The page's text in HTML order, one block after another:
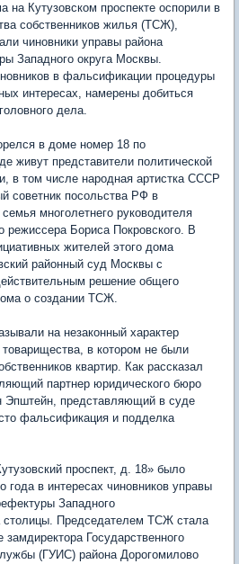
на Кутузовском проспекте оспорили в
собственников жилья (ТСЖ),
чиновники управы района
Западного округа Москвы.
в фальсификации процедуры
интересах, намерены добиться
дела.
в доме номер 18 по
живут представители политической
в том числе народная артистка СССР
советник посольства РФ в
многолетнего руководителя
режиссера Бориса Покровского. В
жителей этого дома
районный суд Москвы с
решение общего
о создании ТСЖ.
на незаконный характер
в котором не были
квартир. Как рассказал
партнер юридического бюро
представляющий в суде
фальсификация и подделка
проспект, д. 18» было
года в интересах чиновников управы
Западного
столицы. Председателем ТСЖ стала
Государственного
(ГУИС) района Дорогомилово